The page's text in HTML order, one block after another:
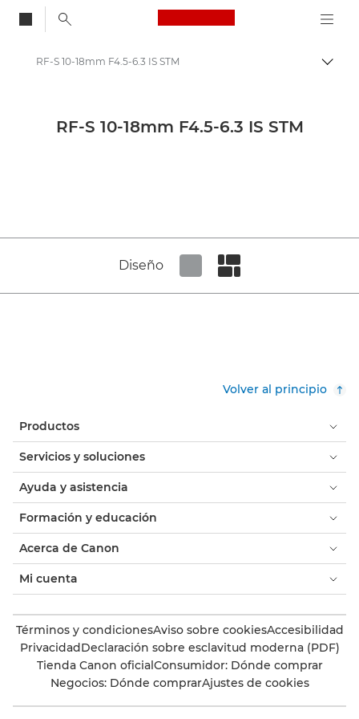
Canon Logo, back
Centro de prensa
RF-S 10-18mm F4.5-6.3 IS STM
RF-S 10-18mm F4.5-6.3 IS STM
Diseño
Volver al principio
Productos
Servicios y soluciones
Ayuda y asistencia
Formación y educación
Acerca de Canon
Mi cuenta
Términos y condicionesAviso sobre cookiesAccesibilidad
PrivacidadDeclaración sobre esclavitud moderna (PDF)
Tienda Canon oficialConsumidor: Dónde comprar
Negocios: Dónde comprarAjustes de cookies